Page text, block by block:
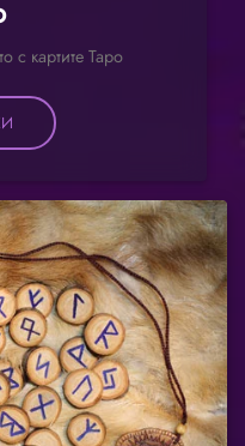
с картите Таро